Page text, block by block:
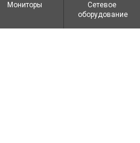
Мониторы
Сетевое
оборудование